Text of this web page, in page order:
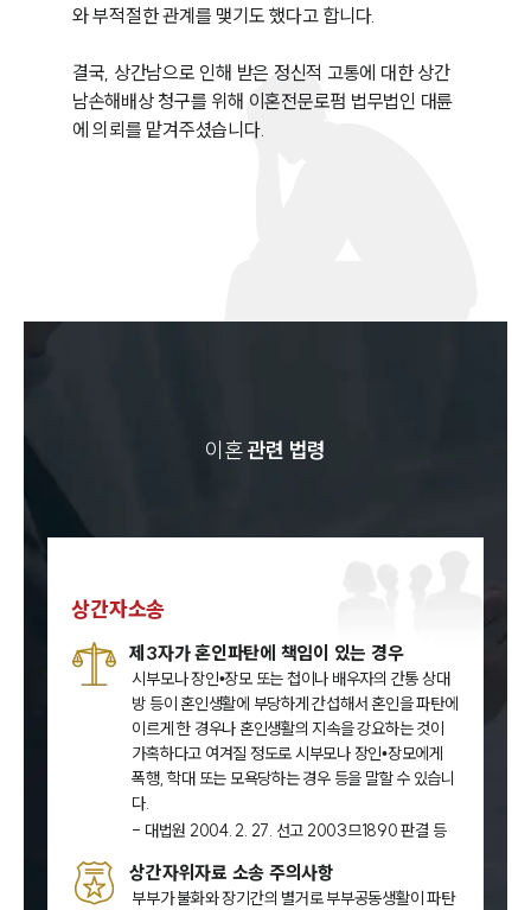
와 부적절한 관계를 맺기도 했다고 합니다.
결국, 상간남으로 인해 받은 정신적 고통에 대한 상간
남손해배상 청구를 위해 이혼전문로펌 법무법인 대륜
에 의뢰를 맡겨주셨습니다.
이혼관련 법령
상간자소송
제3자가 혼인파탄에 책임이 있는 경우
시부모나 장인•장모 또는 첩이나 배우자의 간통 상대
방 등이 혼인생활에 부당하게 간섭해서 혼인을 파탄에
이르게 한 경우나 혼인생활의 지속을 강요하는 것이
가혹하다고 여겨질 정도로 시부모나 장인•장모에게
폭행, 학대 또는 모욕당하는 경우 등을 말할 수 있습니
다.
- 대법원 2004. 2. 27. 선고 2003므1890 판결 등
상간자위자료 소송 주의사항
부부가 불화와 장기간의 별거로 부부공동생활이 파탄